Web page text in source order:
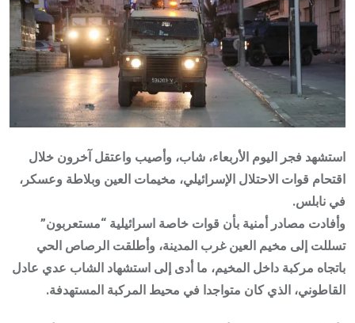
استشهد فجر اليوم الأربعاء، شاب، وأصيب واعتقل آخرون خلال
اقتحام قوات الاحتلال الإسرائيلي، مخيمات العين وبلاطة وعسكر،
في نابلس.
وأفادت مصادر أمنية بأن قوات خاصة اسرائيلية “مستعربون”
تسللت إلى مخيم العين غرب المدينة، وأطلقت الرصاص الحي
باتجاه مركبة داخل المخيم، ما أدى إلى استشهاد الشاب عدي عادل
القاطوني، الذي كان متواجدا في محيط المركبة المستهدفة.